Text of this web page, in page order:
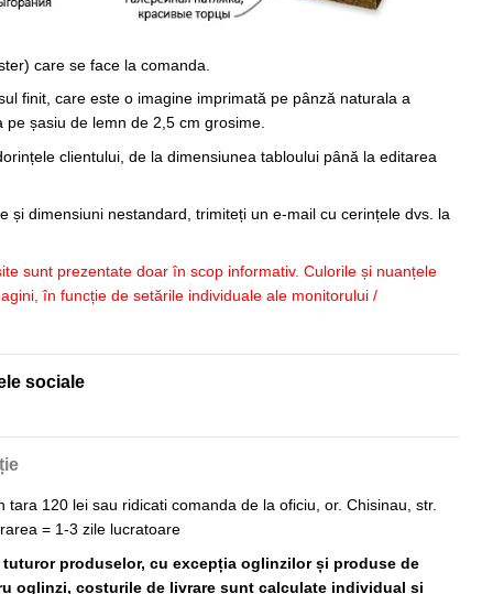
care se face la comanda.
finit, care este o imagine imprimată pe pânză naturala a
șasiu de lemn de 2,5 cm grosime.
clientului, de la dimensiunea tabloului până la editarea
și dimensiuni nestandard, trimiteți un e-mail cu cerințele dvs. la
sunt prezentate doar în scop informativ. Culorile și nuanțele
în funcție de setările individuale ale monitorului /
sociale
tara 120 lei sau ridicati comanda de la oficiu, or. Chisinau, str.
= 1-3 zile lucratoare
produselor, cu excepția oglinzilor și produse de
oglinzi, costurile de livrare sunt calculate individual și